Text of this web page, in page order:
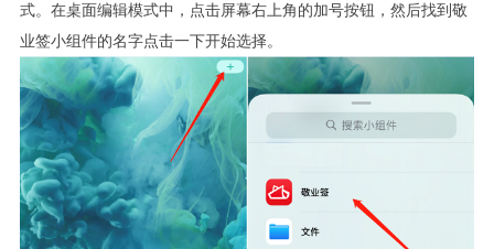
式。在桌面编辑模式中，点击屏幕右上角的加号按钮，然后找到敬
业签小组件的名字点击一下开始选择。